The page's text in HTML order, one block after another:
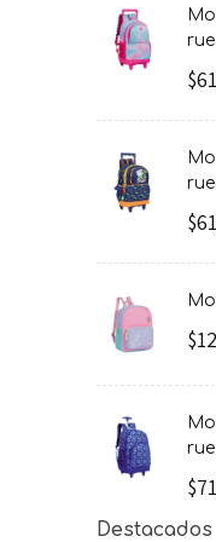
mochila / morral grande con
mochila/morral grande con
mochila / morral grande con
Destacados